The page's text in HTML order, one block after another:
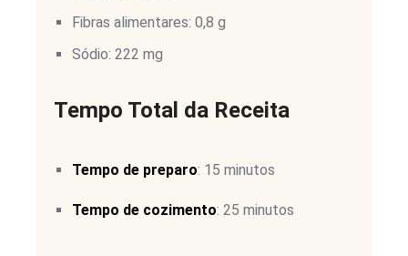
Fibras alimentares: 0,8 g
Sódio: 222 mg
Tempo Total da Receita
Tempo de preparo: 15 minutos
Tempo de cozimento: 25 minutos